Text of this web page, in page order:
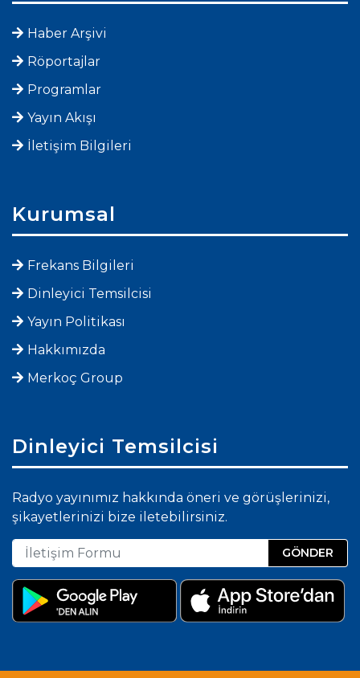
Haber Arşivi
Röportajlar
Programlar
Yayın Akışı
İletişim Bilgileri
Kurumsal
Frekans Bilgileri
Dinleyici Temsilcisi
Yayın Politikası
Hakkımızda
Merkoç Group
Dinleyici Temsilcisi
Radyo yayınımız hakkında öneri ve görüşlerinizi,
şikayetlerinizi bize iletebilirsiniz.
GÖNDER